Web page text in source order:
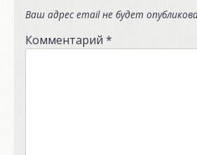
Ваш адрес email не будет
Комментарий *